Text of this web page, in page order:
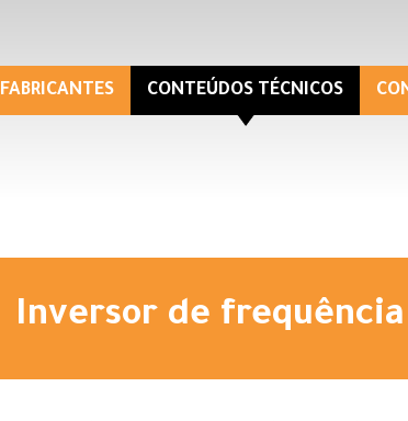
FABRICANTES CONTEÚDOS TÉCNICOS
Inversor de frequência